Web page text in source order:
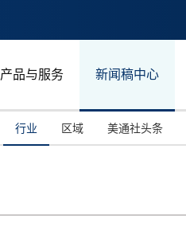
产品与服务 新闻稿中心
行业 区域 美通社头条